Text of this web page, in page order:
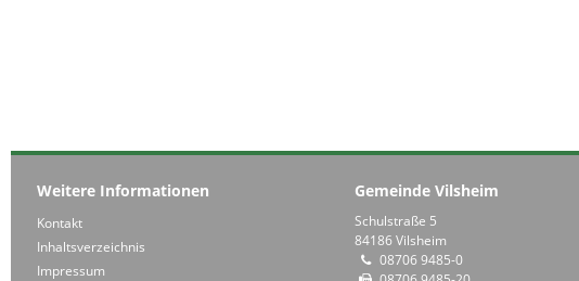
Weitere Informationen
Kontakt
Inhaltsverzeichnis
Impressum
Gemeinde Vilsheim
Schulstraße 5
84186 Vilsheim
08706 9485-0